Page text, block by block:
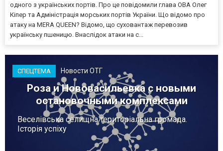
одного з українських портів. Про це повідомили глава ОВА Олег
Кіпер та Адміністрація морських портів України. Що відомо про
атаку на MERA QUEEN? Відомо, що суховантаж перевозив
українську пшеницю. Внаслідок атаки на с...
СПЕЦТЕМА Новости ОТГ
Роза и Нововасильевка с новыми
остановочными комплексами
Веселівська селищна територіальна громада.
Історія успіху